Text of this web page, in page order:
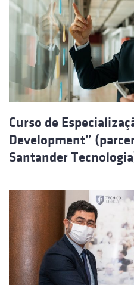
Curso de
Development”
Santander